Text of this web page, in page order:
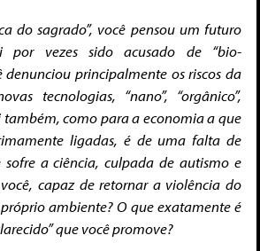
do sagrado”, você pensou um futuro
por vezes sido acusado de “bio-
denunciou principalmente os riscos da
tecnologias, “nano”, “orgânico”,
também, como para a economia a que
ligadas, é de uma falta de
sofre a ciência, culpada de autismo e
capaz de retornar a violência do
ambiente? O que exatamente é
que você promove?